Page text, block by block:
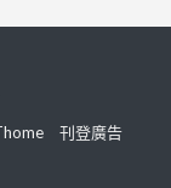
刊登廣告